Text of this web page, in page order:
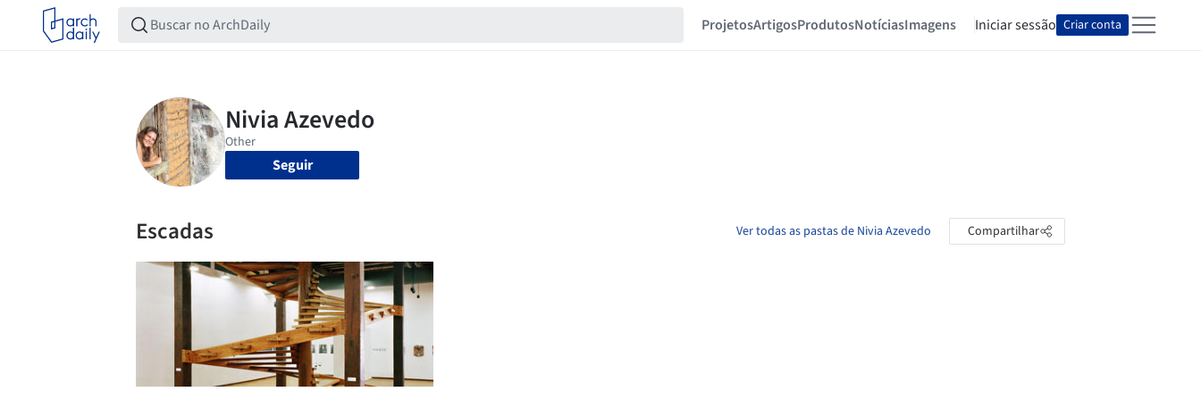
ProjetosArtigosProdutosNotíciasImagens Iniciar sessão Criar conta
Seguir
Escadas Ver todas as pastas de Nivia Azevedo Compartilhar